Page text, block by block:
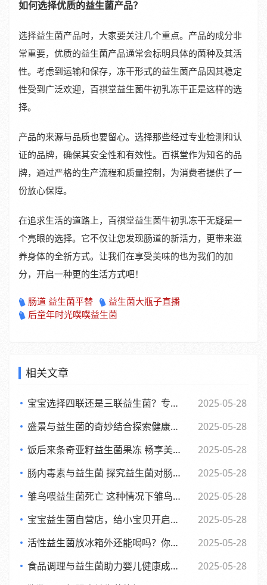
如何选择优质的益生菌产品？
选择益生菌产品时，大家要关注几个重点。产品的成分非
常重要，优质的益生菌产品通常会标明具体的菌种及其活
性。考虑到运输和保存，冻干形式的益生菌产品因其稳定
性受到广泛欢迎，百祺堂益生菌牛初乳冻干正是这样的选
择。
产品的来源与品质也要留心。选择那些经过专业检测和认
证的品牌，确保其安全性和有效性。百祺堂作为知名的品
牌，通过严格的生产流程和质量控制，为消费者提供了一
份放心保障。
在追求生活的道路上，百祺堂益生菌牛初乳冻干无疑是一
个亮眼的选择。它不仅让您发现肠道的新活力，更带来滋
养身体的全新方式。让我们在享受美味的也为我们的加
分，开启一种更的生活方式吧！
肠道 益生菌平替
益生菌大瓶子直播
后童年时光噗噗益生菌
相关文章
宝宝选择四联还是三联益生菌？专家观点大，妈妈们必看
2025-05-28
盛景与益生菌的奇妙结合探索健康新生活方式
2025-05-28
饭后来条奇亚籽益生菌果冻 畅享美味与健康的小确幸
2025-05-28
肠内毒素与益生菌 探究益生菌对肠内毒素的作用及功效
2025-05-28
雏鸟喂益生菌死亡 这种情况下雏鸟还能否食用
2025-05-28
宝宝益生菌自营店，给小宝贝开启肠道新世界，舒适快乐每一天
2025-05-28
活性益生菌放冰箱外还能喝吗？你可能不知道的
2025-05-28
食品调理与益生菌助力婴儿健康成长的全新探索
2025-05-28